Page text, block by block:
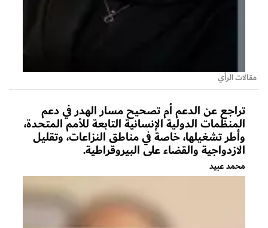
مقالات الرأي
تراجع عن الدعم أم تصحيح مسار الهدر في دعم
المنظمات الدولية الإنسانية التابعة للأمم المتحدة،
وأطر تشغيلها، خاصة في مناطق النزاعات، وتقليل
الازدواجية والقضاء على البيروقراطية.
محمد عبيد